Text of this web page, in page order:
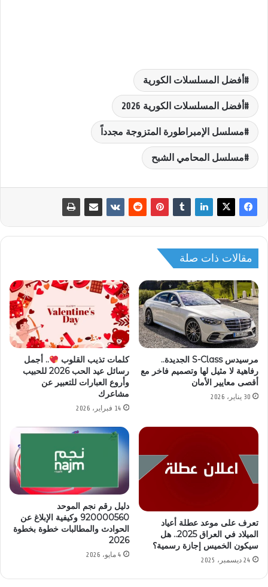
أفضل المسلسلات الكورية
أفضل المسلسلات الكورية 2026
مسلسل الإمبراطورة المتزوجة مجدداً
مسلسل المحامي الشبح
مقالات ذات صلة
مرسيدس S-Class الجديدة..
رفاهية لا مثيل لها وتصميم فاخر مع
أقصى معايير الأمان
30 يناير، 2026
كلمات تذيب القلوب
.. أجمل
رسائل عيد الحب 2026 للحبيب
وأروع العبارات للتعبير عن
مشاعرك
14 فبراير، 2026
تعرف على موعد عطلة أعياد
الميلاد في العراق 2025.. هل
سيكون الخميس إجازة رسمية؟
24 ديسمبر، 2025
دليل رقم نجم الموحد
920000560 وكيفية الإبلاغ عن
الحوادث والمطالبات خطوة بخطوة
2026
4 مايو، 2026